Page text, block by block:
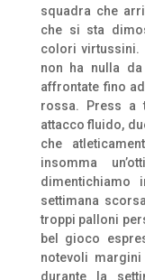
squadra che
che si sta
colori virtussini.
non ha nulla
affrontate fino
rossa. Press a
attacco fluido,
che
insomma
dimentichiamo
settimana
troppi palloni
bel gioco
notevoli
durante la